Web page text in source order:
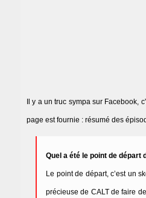
Il y a un truc sympa sur Facebook,
page est fournie : résumé des
Quel a été le point de
Le point de départ, c’est un
précieuse de CALT de faire